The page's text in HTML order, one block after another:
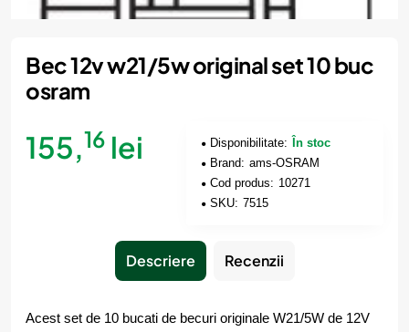
Bec 12v w21/5w original set 10 buc
osram
155,16 lei Disponibilitate:
În stoc
Brand: ams-OSRAM
Cod produs: 10271
SKU: 7515
Descriere Recenzii
Acest set de 10 bucati de becuri originale W21/5W de 12V